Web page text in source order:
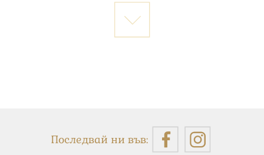
Последвай ни във: